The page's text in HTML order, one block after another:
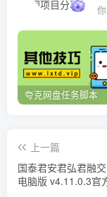
夸克网盘任务脚本
上一篇
国泰君安君弘君融
电脑版 v4.11.0.3官